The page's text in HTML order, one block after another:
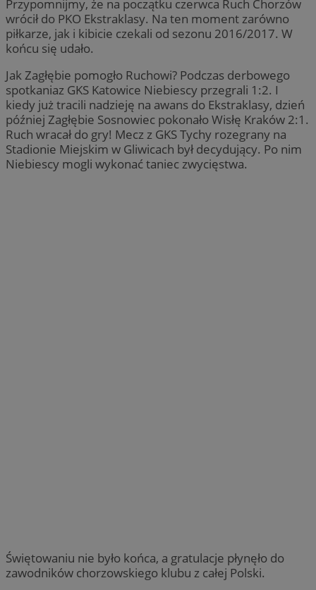
Przypomnijmy, że na początku czerwca Ruch Chorzów
wrócił do PKO Ekstraklasy. Na ten moment zarówno
piłkarze, jak i kibicie czekali od sezonu 2016/2017. W
końcu się udało.
Jak Zagłębie pomogło Ruchowi? Podczas derbowego
spotkaniaz GKS Katowice Niebiescy przegrali 1:2. I
kiedy już tracili nadzieję na awans do Ekstraklasy, dzień
później Zagłębie Sosnowiec pokonało Wisłę Kraków 2:1.
Ruch wracał do gry! Mecz z GKS Tychy rozegrany na
Stadionie Miejskim w Gliwicach był decydujący. Po nim
Niebiescy mogli wykonać taniec zwycięstwa.
Świętowaniu nie było końca, a gratulacje płynęło do
zawodników chorzowskiego klubu z całej Polski.